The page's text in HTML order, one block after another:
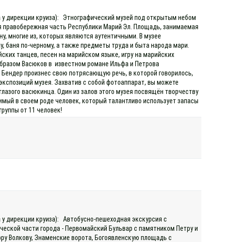
у дирекции круиза): Этнографический музей под открытым небом
часть Республики Марий Эл. Площадь, занимаемая
многие из, которых являются аутентичными. В музее
баня по-черному, а также предметы труда и быта народа мари.
танцев, песен на марийском языке, игру на марийских
Васюков в известном романе Ильфа и Петрова
произнес свою потрясающую речь, в которой говорилось,
музея. Захватив с собой фотоаппарат, вы можете
васюкинца. Один из залов этого музея посвящён творчеству
в своем роде человек, который талантливо использует запасы
от 11 человек!
дирекции круиза): Автобусно-пешеходная экскурсия с
части города - Первомайский Бульвар с памятником Петру и
Знаменские ворота, Богоявленскую площадь с